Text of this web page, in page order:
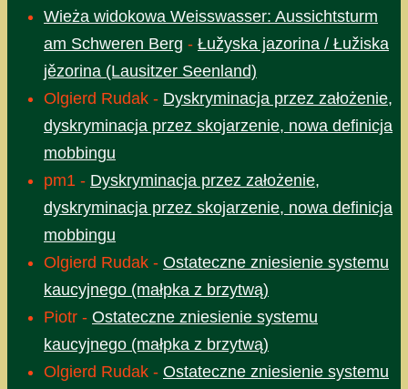
Wieża widokowa Weisswasser: Aussichtsturm
am Schweren Berg - Łužyska jazorina / Łužiska
jězorina (Lausitzer Seenland)
Olgierd Rudak - Dyskryminacja przez założenie,
dyskryminacja przez skojarzenie, nowa definicja
mobbingu
pm1 - Dyskryminacja przez założenie,
dyskryminacja przez skojarzenie, nowa definicja
mobbingu
Olgierd Rudak - Ostateczne zniesienie systemu
kaucyjnego (małpka z brzytwą)
Piotr - Ostateczne zniesienie systemu
kaucyjnego (małpka z brzytwą)
Olgierd Rudak - Ostateczne zniesienie systemu